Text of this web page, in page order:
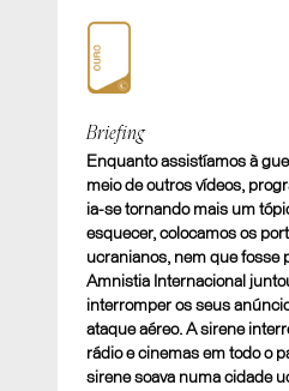
A. TELEVISÃO. Melhor
Briefing
Enquanto assistíamos à
meio de outros vídeos,
ia-se tornando mais um
esquecer, colocamos os
ucranianos, nem que fosse
Amnistia Internacional
interromper os seus
ataque aéreo. A sirene
rádio e cinemas em todo o
sirene soava numa cidade